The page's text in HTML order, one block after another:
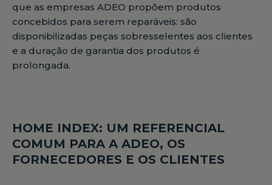
que as empresas ADEO propõem produtos
concebidos para serem reparáveis: são
disponibilizadas peças sobresselentes aos clientes
e a duração de garantia dos produtos é
prolongada.
HOME INDEX: UM REFERENCIAL
COMUM PARA A ADEO, OS
FORNECEDORES E OS CLIENTES